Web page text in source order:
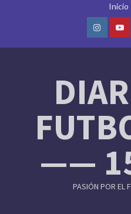
Inicio
Instagram
——
PASIÓN POR EL